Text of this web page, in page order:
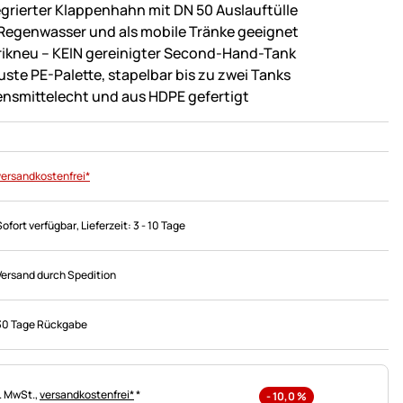
Klappenhahn mit DN 50 Auslauftülle
und als mobile Tränke geeignet
– KEIN gereinigter Second-Hand-Tank
PE-Palette, stapelbar bis zu zwei Tanks
und aus HDPE gefertigt
verfügbar, Lieferzeit:3 - 10 Tage
durch Spedition
Tage Rückgabe
MwSt.,versandkostenfrei**
-10,0%